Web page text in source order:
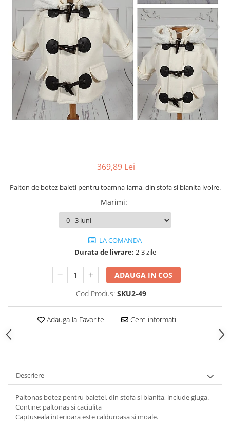
Cercei din aur dama
Cercei de aur lungi cu lant
Cercei din aur tortite
Cercei din aur alb
Cercei aur cu surub
369,89 Lei
Palton de botez baieti pentru toamna-iarna, din stofa si blanita ivoire.
Marimi:
LA COMANDA
Durata de livrare: 2-3 zile
ADAUGA IN COS
Cod Produs: SKU2-49
Adauga la Favorite Cere informatii
Descriere
Paltonas botez pentru baietei, din stofa si blanita, include gluga.
Contine: paltonas si caciulita
Captuseala interioara este calduroasa si moale.